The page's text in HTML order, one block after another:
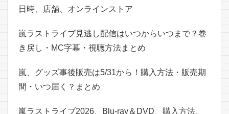
日時、店舗、オンラインストア
嵐ラストライブ見逃し配信はいつからいつまで？巻
き戻し・MC字幕・視聴方法まとめ
嵐、グッズ事後販売は5/31から！購入方法・販売期
間・いつ届く？まとめ
嵐ラストライブ2026、Blu-ray＆DVD、購入方法、